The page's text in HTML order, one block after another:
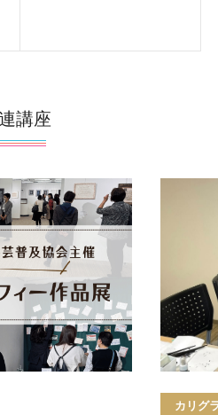
講座
カリグ